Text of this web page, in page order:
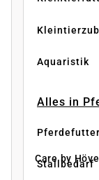
Aquaristik
Alles in
Pferdefutter
Stallbedarf
Care by